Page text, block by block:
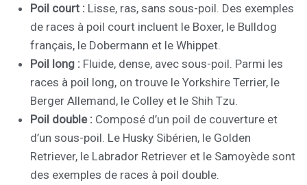
Poil court : Lisse, ras, sans sous-poil. Des exemples
de races à poil court incluent le Boxer, le Bulldog
français, le Dobermann et le Whippet.
Poil long : Fluide, dense, avec sous-poil. Parmi les
races à poil long, on trouve le Yorkshire Terrier, le
Berger Allemand, le Colley et le Shih Tzu.
Poil double : Composé d’un poil de couverture et
d’un sous-poil. Le Husky Sibérien, le Golden
Retriever, le Labrador Retriever et le Samoyède sont
des exemples de races à poil double.